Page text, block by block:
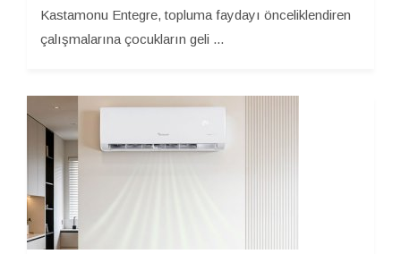
Kastamonu Entegre, topluma faydayı önceliklendiren
çalışmalarına çocukların geli ...